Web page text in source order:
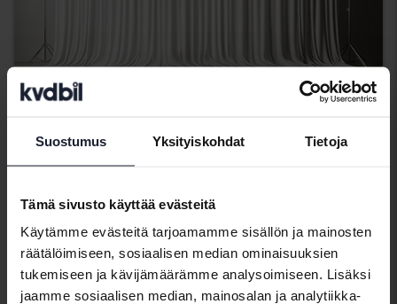
Suostumus Yksityiskohdat Tietoja
Tämä sivusto käyttää evästeitä
Käytämme evästeitä tarjoamamme sisällön ja mainosten
räätälöimiseen, sosiaalisen median ominaisuuksien
tukemiseen ja kävijämäärämme analysoimiseen. Lisäksi
jaamme sosiaalisen median, mainosalan ja analytiikka-
Ford Edge
2.0 TDCi
155 870 km
Svedala
Lähtöhinta Tulossa pian
Arvostuksemme on matkalla